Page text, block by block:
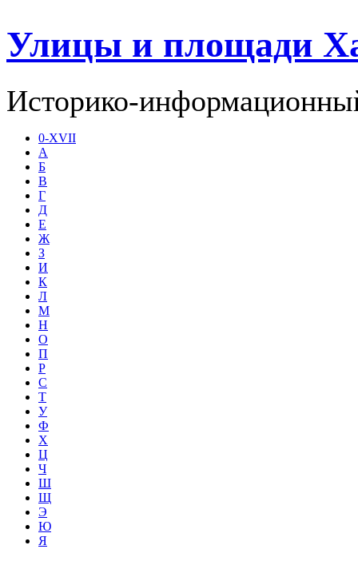
Улицы и площади
Историко-
0-XVII
А
Б
В
Г
Д
Е
Ж
З
И
К
Л
М
Н
О
П
Р
С
Т
У
Ф
Х
Ц
Ч
Ш
Щ
Э
Ю
Я